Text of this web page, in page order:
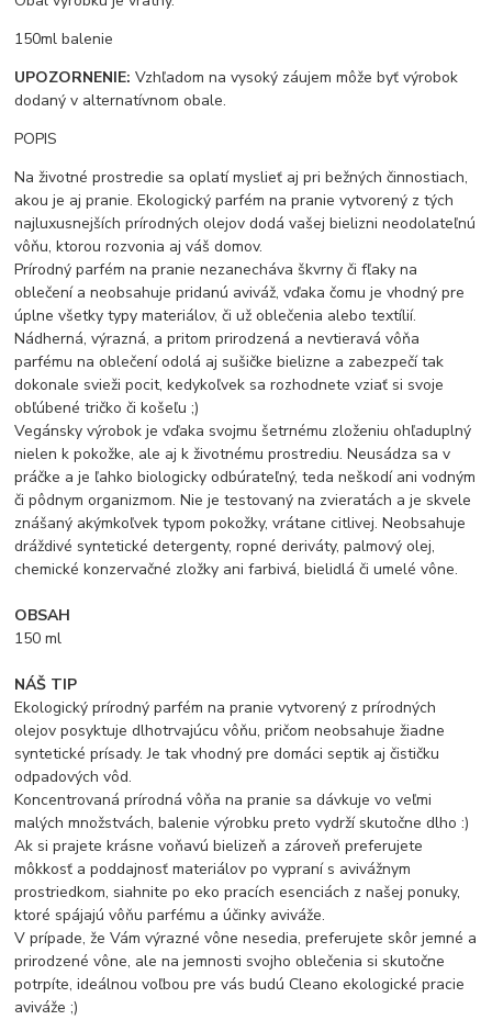
150ml balenie
UPOZORNENIE: Vzhľadom na vysoký záujem môže byť výrobok
dodaný v alternatívnom obale.
POPIS
Na životné prostredie sa oplatí myslieť aj pri bežných činnostiach,
akou je aj pranie. Ekologický parfém na pranie vytvorený z tých
najluxusnejších prírodných olejov dodá vašej bielizni neodolateľnú
vôňu, ktorou rozvonia aj váš domov.
Prírodný parfém na pranie nezanecháva škvrny či fľaky na
oblečení a neobsahuje pridanú aviváž, vďaka čomu je vhodný pre
úplne všetky typy materiálov, či už oblečenia alebo textílií.
Nádherná, výrazná, a pritom prirodzená a nevtieravá vôňa
parfému na oblečení odolá aj sušičke bielizne a zabezpečí tak
dokonale svieži pocit, kedykoľvek sa rozhodnete vziať si svoje
obľúbené tričko či košeľu ;)
Vegánsky výrobok je vďaka svojmu šetrnému zloženiu ohľaduplný
nielen k pokožke, ale aj k životnému prostrediu. Neusádza sa v
práčke a je ľahko biologicky odbúrateľný, teda neškodí ani vodným
či pôdnym organizmom. Nie je testovaný na zvieratách a je skvele
znášaný akýmkoľvek typom pokožky, vrátane citlivej. Neobsahuje
dráždivé syntetické detergenty, ropné deriváty, palmový olej,
chemické konzervačné zložky ani farbivá, bielidlá či umelé vône.
OBSAH
150 ml
NÁŠ TIP
Ekologický prírodný parfém na pranie vytvorený z prírodných
olejov posyktuje dlhotrvajúcu vôňu, pričom neobsahuje žiadne
syntetické prísady. Je tak vhodný pre domáci septik aj čističku
odpadových vôd.
Koncentrovaná prírodná vôňa na pranie sa dávkuje vo veľmi
malých množstvách, balenie výrobku preto vydrží skutočne dlho :)
Ak si prajete krásne voňavú bielizeň a zároveň preferujete
môkkosť a poddajnosť materiálov po vypraní s avivážnym
prostriedkom, siahnite po eko pracích esenciách z našej ponuky,
ktoré spájajú vôňu parfému a účinky aviváže.
V prípade, že Vám výrazné vône nesedia, preferujete skôr jemné a
prirodzené vône, ale na jemnosti svojho oblečenia si skutočne
potrpíte, ideálnou voľbou pre vás budú Cleano ekologické pracie
aviváže ;)